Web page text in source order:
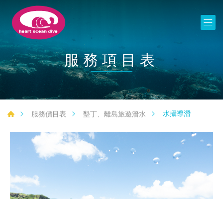
服務項目表
服務價目表 墾丁、離島旅遊潛水 水攝導潛